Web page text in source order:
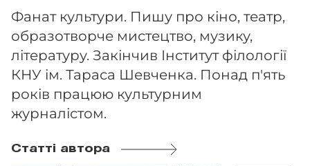
Фанат культури. Пишу про кіно, театр,
образотворче мистецтво, музику,
літературу. Закінчив Інститут філології
КНУ ім. Тараса Шевченка. Понад п'ять
років працюю культурним
журналістом.
Статті автора